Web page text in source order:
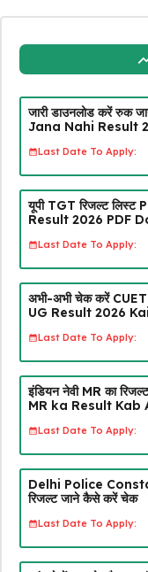
जारी डाउनलोड करें रुक
Jana Nahi Result
Last Date To Apply:
यूपी TGT रिजल्ट लिस्ट
Result 2026 PDF
Last Date To Apply:
अभी-अभी चेक करें CUET
UG Result 2026
Last Date To Apply:
इंडियन नेवी MR का
MR ka Result
Last Date To Apply:
Delhi Police
रिजल्ट जाने कैसे करें चेक
Last Date To Apply: